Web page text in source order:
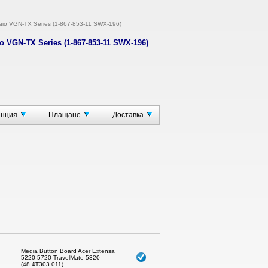
VGN-TX Series (1-867-853-11 SWX-196)
TX Series (1-867-853-11 SWX-196)
Плащане Доставка
Media Button Board Acer Extensa
5220 5720 TravelMate 5320
(48.4T303.011)